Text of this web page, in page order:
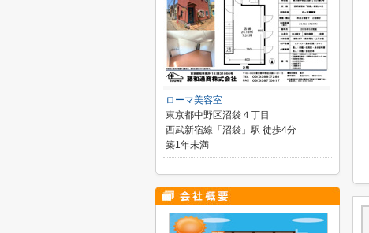
ローマ美容室
東京都中野区沼袋４丁目
西武新宿線「沼袋」駅 徒歩4分
築1年未満